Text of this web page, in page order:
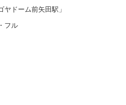
ドーム前矢田駅」
フル